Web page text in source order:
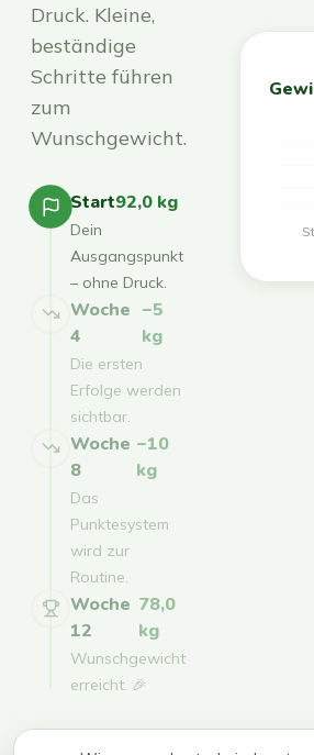
Druck. Kleine,
beständige
Schritte führen
zum
Wunschgewicht.
Start92,0 kg
Dein
Ausgangspunkt
– ohne Druck.
Woche
4
−5
kg
Die ersten
Erfolge werden
sichtbar.
Woche
8
−10
kg
Das
Punktesystem
wird zur
Routine.
Woche
12
78,0
kg
Wunschgewicht
erreicht. 🎉